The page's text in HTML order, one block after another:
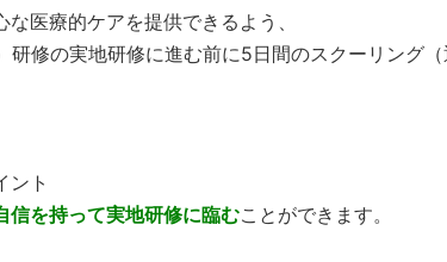
医療的ケアを提供できるよう、
研修の実地研修に進む前に5日間のスクーリング（
ント
信を持って実地研修に臨むことができます。